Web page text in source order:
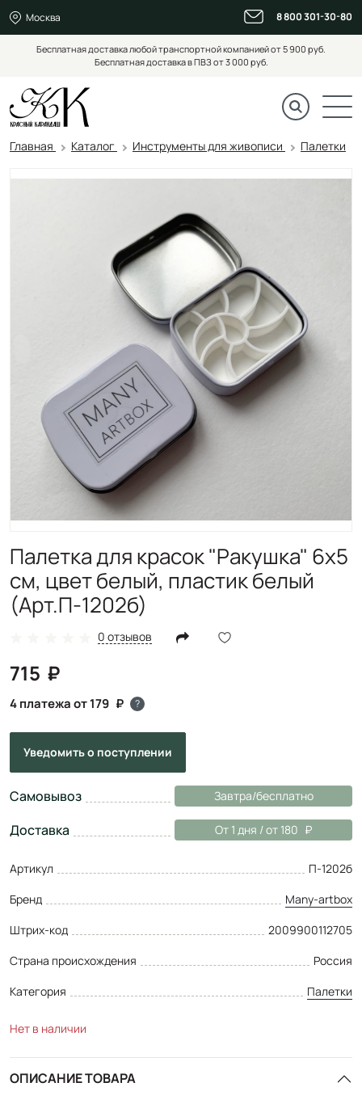
Москва 8 800 301-30-80
Бесплатная доставка любой транспортной компанией от 5 900 руб.
Бесплатная доставка в ПВЗ от 3 000 руб.
Главная Каталог Инструменты для живописи Палетки
Палетка для красок "Ракушка" 6х5
см, цвет белый, пластик белый
(Арт.П-1202б)
0 отзывов
715
4 платежа от 179 ?
Уведомитьо поступлении
Самовывоз Завтра/бесплатно
Доставка От 1 дня / от 180
Артикул
П-1202б
Бренд
Many-artbox
Штрих-код
2009900112705
Страна происхождения
Россия
Категория
Палетки
Нет в наличии
ОПИСАНИЕ ТОВАРА